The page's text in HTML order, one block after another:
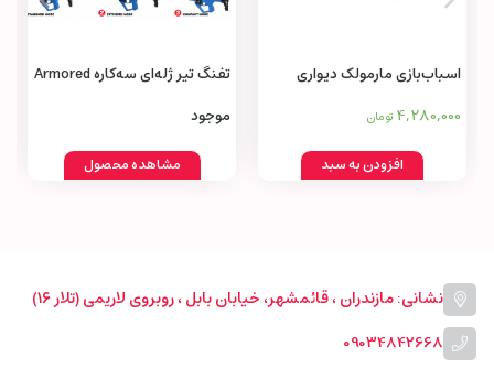
اسباب‌بازی مارمولک دیواری
4,280,000 تومان
افزودن به سبد
تفنگ تیر ژله‌ای سه‌کاره Armored
موجود
مشاهده محصول
نشانی: مازندران ، قائمشهر، خیابان بابل ، روبروی لاریمی (تلار ۱۶)
09034842668